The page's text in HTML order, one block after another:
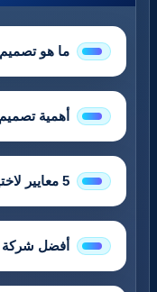
ما هو تصميم
أهمية تصميم
5 معايير لاختيار شركة تصميم مواقع في الدمام
أفضل شركة